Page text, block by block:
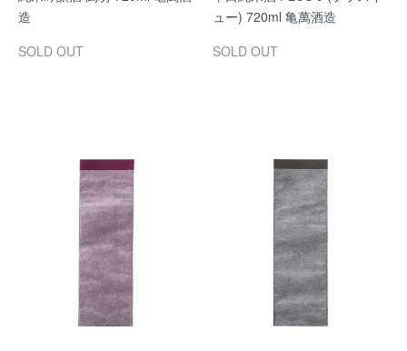
造
SOLD OUT
ュー) 720ml 亀萬酒造
SOLD OUT